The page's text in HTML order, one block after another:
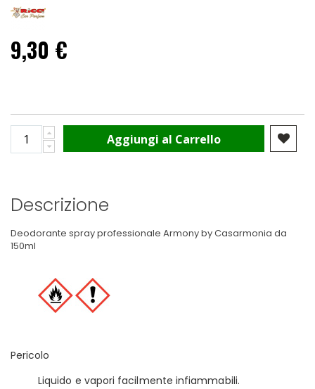
9,30 €
Aggiungi al Carrello
Descrizione
Deodorante spray professionale Armony by Casarmonia da
150ml
Pericolo
Liquido e vapori facilmente infiammabili.